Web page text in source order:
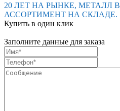
20 ЛЕТ НА РЫНКЕ, МЕТАЛЛ
АССОРТИМЕНТ НА СКЛАДЕ.
Купить в один клик
Заполните данные для заказа